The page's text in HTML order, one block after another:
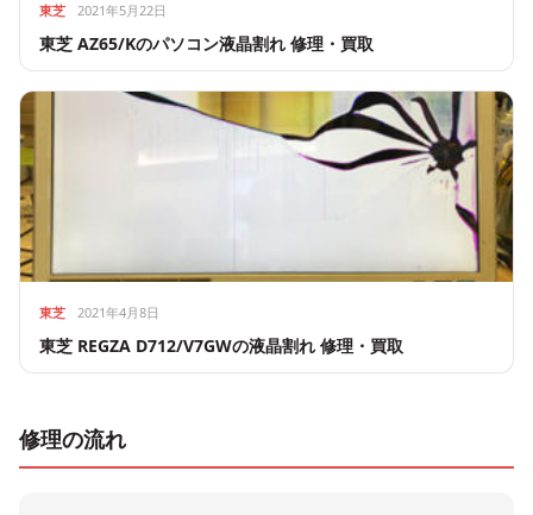
東芝 2021年5月22日
東芝 AZ65/Kのパソコン液晶割れ 修理・買取
東芝 2021年4月8日
東芝 REGZA D712/V7GWの液晶割れ 修理・買取
修理の流れ